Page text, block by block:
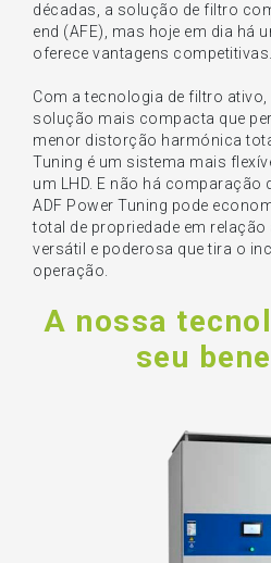
décadas, a solução de filtro
end (AFE), mas hoje em dia há
oferece vantagens competitivas.
Com a tecnologia de filtro
solução mais compacta que
menor distorção harmónica
Tuning é um sistema mais
um LHD. E não há comparação
ADF Power Tuning pode
total de propriedade em relação
versátil e poderosa que tira o
operação.
A nossa
seu